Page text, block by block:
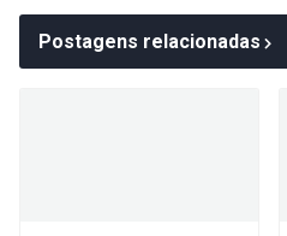
Postagens relacionadas